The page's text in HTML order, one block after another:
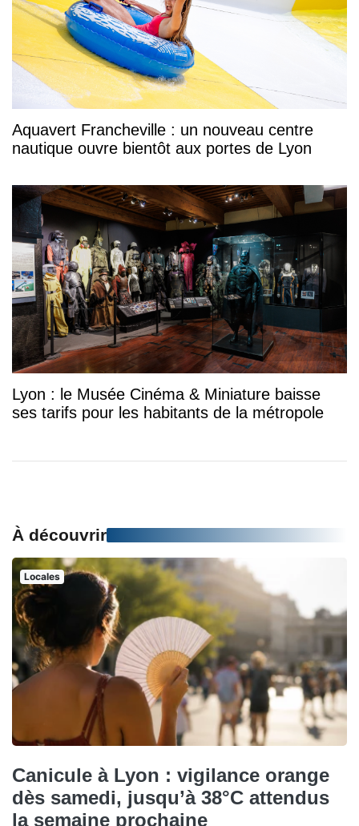
Aquavert Francheville : un nouveau centre
nautique ouvre bientôt aux portes de Lyon
Lyon : le Musée Cinéma & Miniature baisse
ses tarifs pour les habitants de la métropole
À découvrir
Locales
Canicule à Lyon : vigilance orange
dès samedi, jusqu’à 38°C attendus
la semaine prochaine